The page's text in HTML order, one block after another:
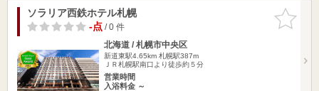
お気に入
りに追加
ソラリア西鉄ホテル札幌
-点/ 0 件
北海道 / 札幌市中央区
新道東駅4.65km 札幌駅387m
ＪＲ札幌駅南口より徒歩約５分
営業時間
入浴料金 ～